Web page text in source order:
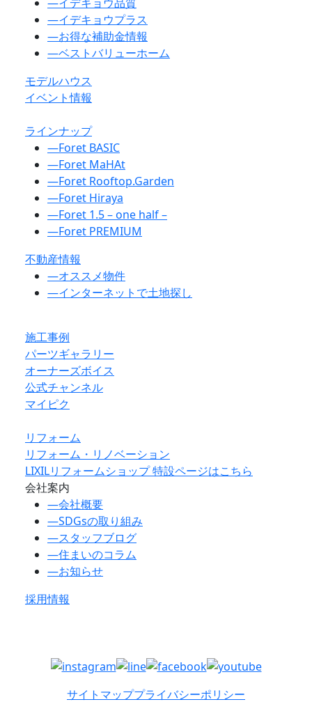
―イデキョウプラス
―お得な補助金情報
―ベストバリューホーム
モデルハウス
イベント情報
ラインナップ
―Foret BASIC
―Foret MaHAt
―Foret Rooftop.Garden
―Foret Hiraya
―Foret 1.5 – one half –
―Foret PREMIUM
不動産情報
―オススメ物件
―インターネットで土地探し
施工事例
パーツギャラリー
オーナーズボイス
公式チャンネル
マイピク
リフォーム
リフォーム・リノベーション
LIXILリフォームショップ 特設ページはこちら
会社案内
―会社概要
―SDGsの取り組み
―スタッフブログ
―住まいのコラム
―お知らせ
採用情報
サイトマッププライバシーポリシー